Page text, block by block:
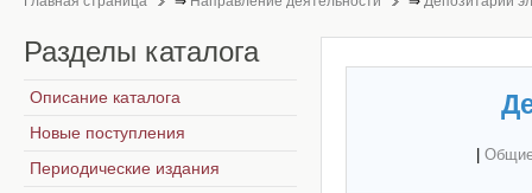
Разделы каталога
Описание каталога
Новые поступления
Периодические издания